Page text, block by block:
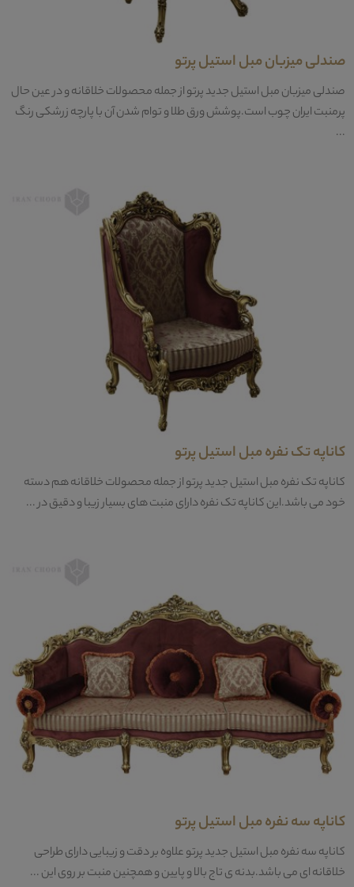
صندلی میزبان مبل استیل پرتو
صندلی میزبان مبل استیل جدید پرتو از جمله محصولات خلاقانه و در عین حال
پرمنبت ایران چوب است.پوشش ورق طلا و توام شدن آن با پارچه زرشکی رنگ
...
کاناپه تک نفره مبل استیل پرتو
کاناپه تک نفره مبل استیل جدید پرتو از جمله محصولات خلاقانه هم دسته
خود می باشد.این کاناپه تک نفره دارای منبت های بسیار زیبا و دقیق در ...
کاناپه سه نفره مبل استیل پرتو
کاناپه سه نفره مبل استیل جدید پرتو علاوه بر دقت و زیبایی دارای طراحی
خلاقانه ای می باشد.بدنه ی تاج بالا و پایین و همچنین منبت بر روی این ...